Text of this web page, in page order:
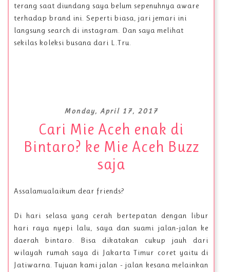
terang saat diundang saya belum sepenuhnya aware
terhadap brand ini. Seperti biasa, jari jemari ini
langsung search di instagram. Dan saya melihat
sekilas koleksi busana dari L.Tru.
Monday, April 17, 2017
Cari Mie Aceh enak di
Bintaro? ke Mie Aceh Buzz
saja
Assalamualaikum dear friends?
Di hari selasa yang cerah bertepatan dengan libur
hari raya nyepi lalu, saya dan suami jalan-jalan ke
daerah bintaro. Bisa dikatakan cukup jauh dari
wilayah rumah saya di Jakarta Timur coret yaitu di
Jatiwarna. Tujuan kami jalan - jalan kesana melainkan